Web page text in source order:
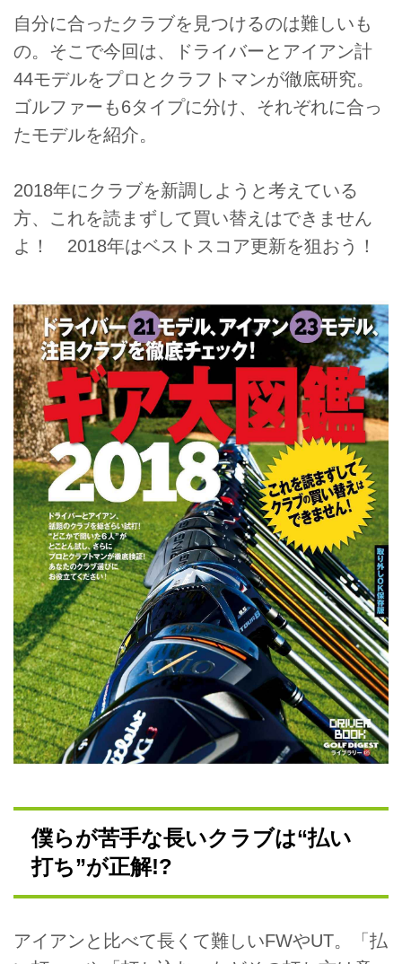
自分に合ったクラブを見つけるのは難しいも
の。そこで今回は、ドライバーとアイアン計
44モデルをプロとクラフトマンが徹底研究。
ゴルファーも6タイプに分け、それぞれに合っ
たモデルを紹介。
2018年にクラブを新調しようと考えている
方、これを読まずして買い替えはできません
よ！ 2018年はベストスコア更新を狙おう！
僕らが苦手な長いクラブは“払い
打ち”が正解!?
アイアンと比べて長くて難しいFWやUT。「払